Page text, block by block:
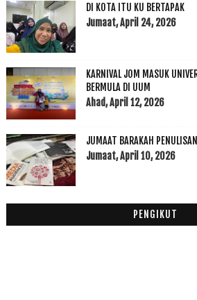
►2019 (118)
►2018(195)
►2017(199)
►2016(174)
►2015(199)
►2014(47)
►2013(53)
►2012(100)
►2011(63)
DI KOTA ITU KU BERTAPAK
Jumaat, April 24, 2026
KARNIVAL JOM MASUK
BERMULA DI UUM
Ahad, April 12, 2026
JUMAAT BARAKAH
Jumaat, April 10, 2026
PENGIKUT